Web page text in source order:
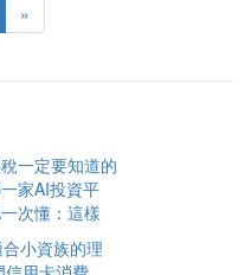
»
一定要知道的
家AI投資平
次懂：這樣
小資族的理